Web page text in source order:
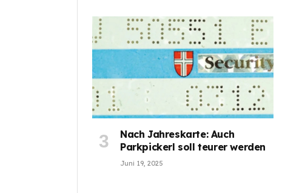
Nach Jahreskarte: Auch
Parkpickerl soll teurer werden
Juni 19, 2025